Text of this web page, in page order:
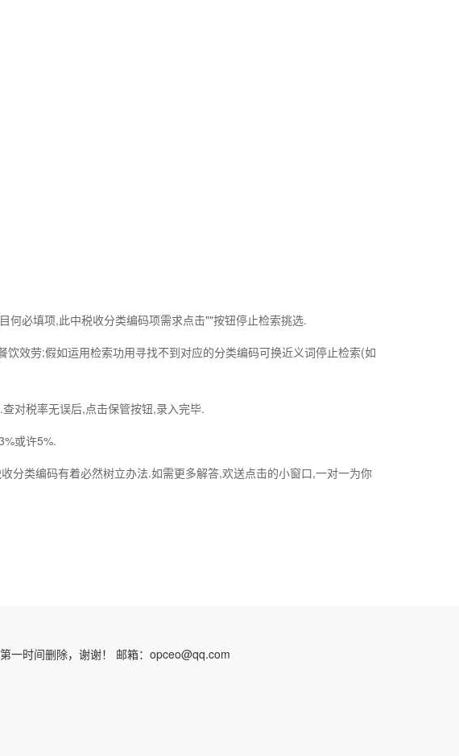
何必填项,此中税收分类编码项需求点击""按钮停止检索挑选.
效劳;假如运用检索功用寻找不到对应的分类编码可换近义词停止检索(如
对税率无误后,点击保管按钮,录入完毕.
或许5%.
分类编码有着必然树立办法.如需更多解答,欢送点击的小窗口,一对一为你
一时间删除，谢谢！ 邮箱：opceo@qq.com